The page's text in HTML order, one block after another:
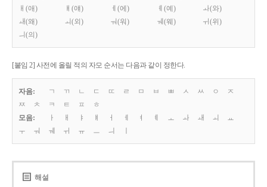
ㅐ(애)
ㅒ(얘) ㅔ(에) ㅖ(예)
ㅘ(와)
ㅙ(왜)
ㅚ(외) ㅝ(워) ㅞ(웨)
ㅟ(위)
ㅢ(의)
[붙임 2] 사전에 올릴 적의 자모 순서는 다음과 같이 정한다.
자음: ㄱ ㄲ ㄴ ㄷ ㄸ ㄹ ㅁ ㅂ ㅃ ㅅ ㅆ ㅇ
ㅈ
ㅉ
ㅊ ㅋ ㅌ ㅍ
ㅎ
모음:
ㅏ ㅐ ㅑ ㅒ ㅓ ㅔ ㅕ ㅖ ㅗ ㅘ ㅙ ㅚ
ㅛ
ㅜ
ㅝ ㅞ ㅟ ㅠ ㅡ ㅢ
해설